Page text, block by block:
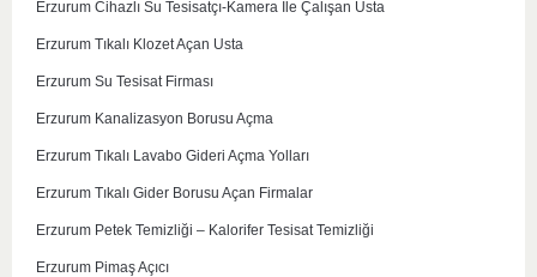
Erzurum Cihazlı Su Tesisatçı-Kamera İle Çalışan Usta
Erzurum Tıkalı Klozet Açan Usta
Erzurum Su Tesisat Firması
Erzurum Kanalizasyon Borusu Açma
Erzurum Tıkalı Lavabo Gideri Açma Yolları
Erzurum Tıkalı Gider Borusu Açan Firmalar
Erzurum Petek Temizliği – Kalorifer Tesisat Temizliği
Erzurum Pimaş Açıcı